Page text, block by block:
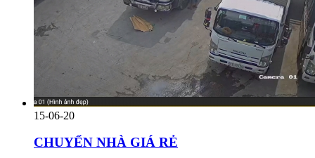
15-06-20
CHUYỂN NHÀ GIÁ RẺ